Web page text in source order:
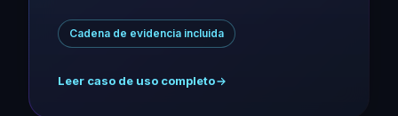
Cadena de evidencia incluida
Leer caso de uso completo